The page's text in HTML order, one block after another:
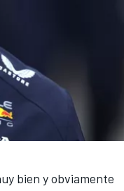
bien y obviamente